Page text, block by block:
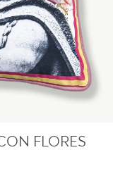
FLORES